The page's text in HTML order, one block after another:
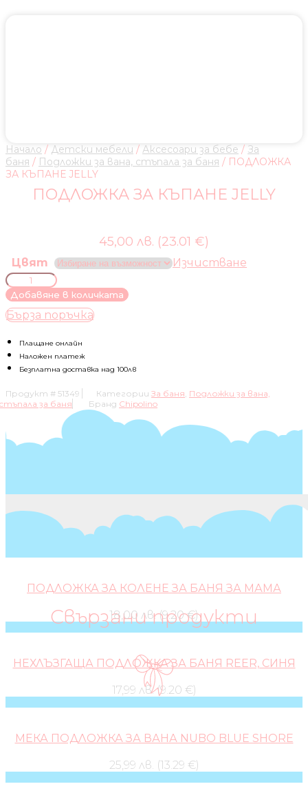
Начало / Детски мебели / Аксесоари за бебе / За
баня / Подложки за вана, стъпала за баня / ПОДЛОЖКА
ЗА КЪПАНЕ JELLY
ПОДЛОЖКА ЗА КЪПАНЕ JELLY
45,00 лв. (23.01 €)
Цвят
Изчистване
количество
за
ПОДЛОЖКА
ЗА
JELLY
Добавяне в количката
Бърза поръчка
Плащане онлайн
Наложен платеж
Безплатна доставка над 100лв
Продукт # 51349 Категории За баня, Подложки за вана,
за баня
Бранд Chipolino
Свързани продукти
ПОДЛОЖКА ЗА КОЛЕНЕ ЗА БАНЯ ЗА МАМА
18,00 лв. (9.20 €)
НЕХЛЪЗГАЩА ПОДЛОЖКА ЗА БАНЯ REER, СИНЯ
17,99 лв. (9.20 €)
МЕКА ПОДЛОЖКА ЗА ВАНА NUBO BLUE SHORE
25,99 лв. (13.29 €)